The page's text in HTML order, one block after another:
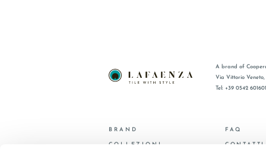
A brand of
Via Vittorio
Tel: +39 0542 601601
BRAND
COLLEZIONI
FAQ
CONTATTI